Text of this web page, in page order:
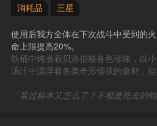
消耗品 三星
使用后我方全体在下次战斗中受到的
命上限提高20%。
铁桶中炖煮着贝洛伯格各色珍味，以小
汤汁中漂浮着各类奇形怪状的食材，但
「装过标本又怎么了？不都是死去的